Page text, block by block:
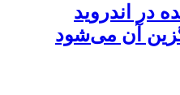
در اندروید
آن می‌شود